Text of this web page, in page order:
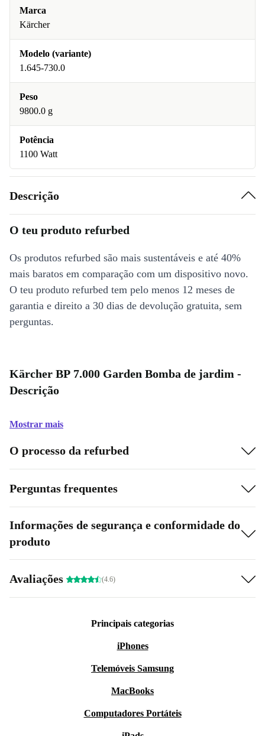
Marca
Kärcher
Modelo (variante)
1.645-730.0
Peso
9800.0 g
Potência
1100 Watt
Descrição
O teu produto refurbed
Os produtos refurbed são mais sustentáveis e até 40%
mais baratos em comparação com um dispositivo novo.
O teu produto refurbed tem pelo menos 12 meses de
garantia e direito a 30 dias de devolução gratuita, sem
perguntas.
Kärcher BP 7.000 Garden Bomba de jardim -
Descrição
Mostrar mais
O processo da refurbed
Perguntas frequentes
Informações de segurança e conformidade do
produto
Avaliações (4.6)
Principais categorias
iPhones
Telemóveis Samsung
MacBooks
Computadores Portáteis